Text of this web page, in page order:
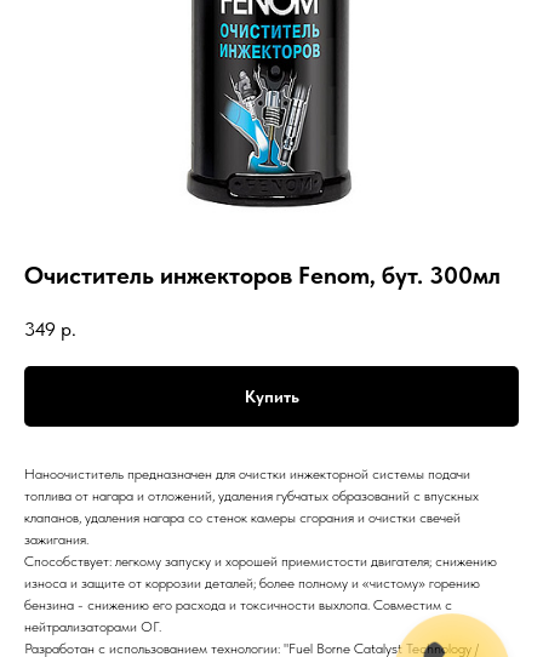
Очиститель инжекторов Fenom, бут. 300мл
349 р.
Купить
Наноочиститель предназначен для очистки инжекторной системы подачи
топлива от нагара и отложений, удаления губчатых образований с впускных
клапанов, удаления нагара со стенок камеры сгорания и очистки свечей
зажигания.
Способствует: легкому запуску и хорошей приемистости двигателя; снижению
износа и защите от коррозии деталей; более полному и «чистому» горению
бензина - снижению его расхода и токсичности выхлопа. Совместим с
нейтрализаторами ОГ.
Разработан с использованием технологии: "Fuel Borne Catalyst Technology /